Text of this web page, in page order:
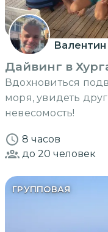
Валентин
Дайвинг в
Вдохновиться
моря, увидеть
невесомость!
8 часов
до 20 человек
ГРУППОВАЯ